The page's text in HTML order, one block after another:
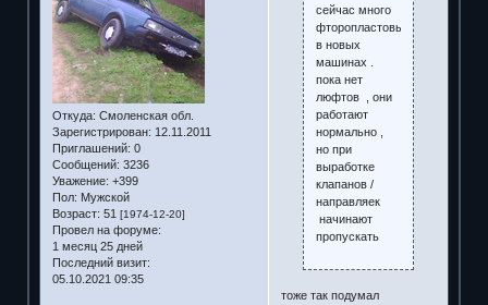
Откуда: Смоленская обл.
Зарегистрирован: 12.11.2011
Приглашений: 0
Сообщений: 3236
Уважение: +399
Пол: Мужской
Возраст: 51 [1974-12-20]
Провел на форуме:
1 месяц 25 дней
Последний визит:
05.10.2021 09:35
сейчас много
фторопластовых
в новых
машинах .
пока нет
люфтов , они
работают
нормально ,
но при
выработке
клапанов /
направляек
начинают
пропускать
тоже так подумал